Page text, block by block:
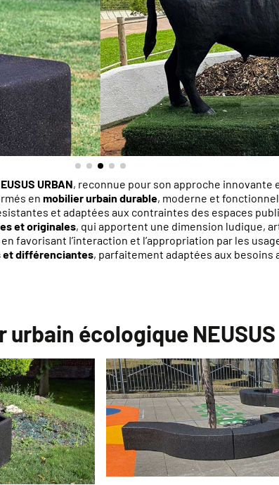
URBAN, reconnue pour son approche innovante
en mobilier urbain durable, moderne et
et adaptées aux contraintes des espaces
et originales, qui apportent une dimension ludique,
favorisant l’interaction et l’appropriation par les
et différenciantes, parfaitement adaptées aux
écologique NEUSUS